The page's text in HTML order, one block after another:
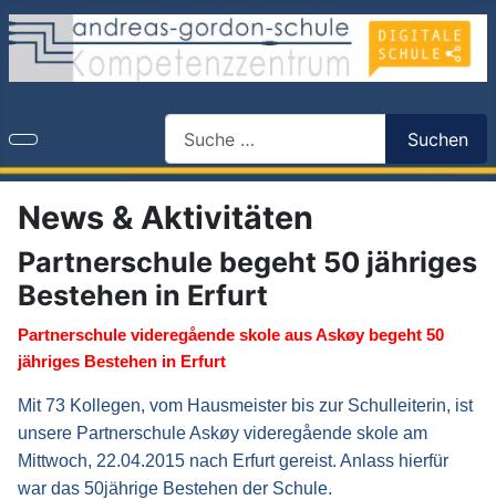
Suchen
News & Aktivitäten
Partnerschule begeht 50 jähriges
Bestehen in Erfurt
Partnerschule videregående skole aus Askøy begeht 50
jähriges Bestehen in Erfurt
Mit 73 Kollegen, vom Hausmeister bis zur Schulleiterin, ist
unsere Partnerschule Askøy videregående skole am
Mittwoch, 22.04.2015 nach Erfurt gereist. Anlass hierfür
war das 50jährige Bestehen der Schule.